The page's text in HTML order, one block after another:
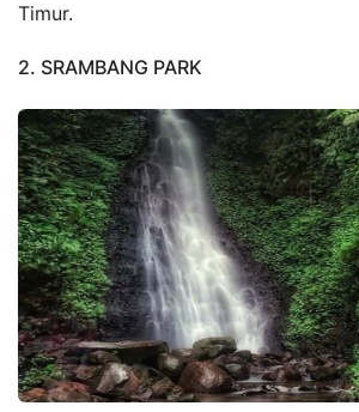
Timur.
2. SRAMBANG PARK